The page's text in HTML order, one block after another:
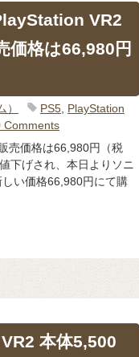
VR2
価格は66,980円
PS5, PlayStation
Comments
売価格は66,980円（税
下げされ、本日よりソニ
い価格66,980円にて購
本体5,500